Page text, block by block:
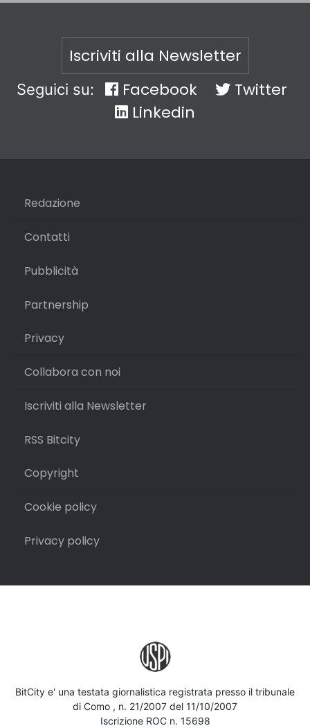
Iscriviti alla Newsletter
Seguici su: Facebook
Twitter
Linkedin
Redazione
Contatti
Pubblicità
Partnership
Privacy
Collabora con noi
Iscriviti alla Newsletter
RSS Bitcity
Copyright
Cookie policy
Privacy policy
BitCity e' una testata giornalistica registrata presso il tribunale
di Como , n. 21/2007 del 11/10/2007
Iscrizione ROC n. 15698